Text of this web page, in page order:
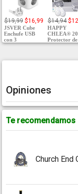
$19,99 $16,99
JSVER Cube
Enchufe USB
con 3
$14,94
HAPPY
CHLEA® 20
Protector de
Opiniones
Te recomendamos
Church End